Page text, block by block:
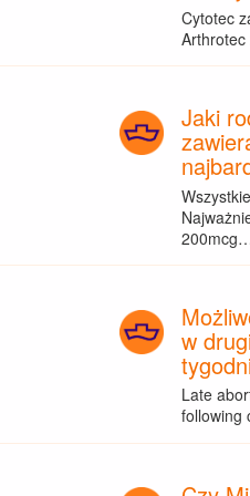
Cytotec
Jaki
w
Late
following